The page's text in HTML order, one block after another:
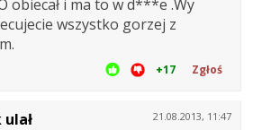
obiecał i ma to w d***e .Wy
wszystko gorzej z
+17 Zgłoś
21.08.2013, 11:47